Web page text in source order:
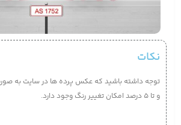
نکات
توجه داشته باشید که عکس پرده ها در سایت به
و تا 5 درصد امکان تغییر رنگ وجود دارد.